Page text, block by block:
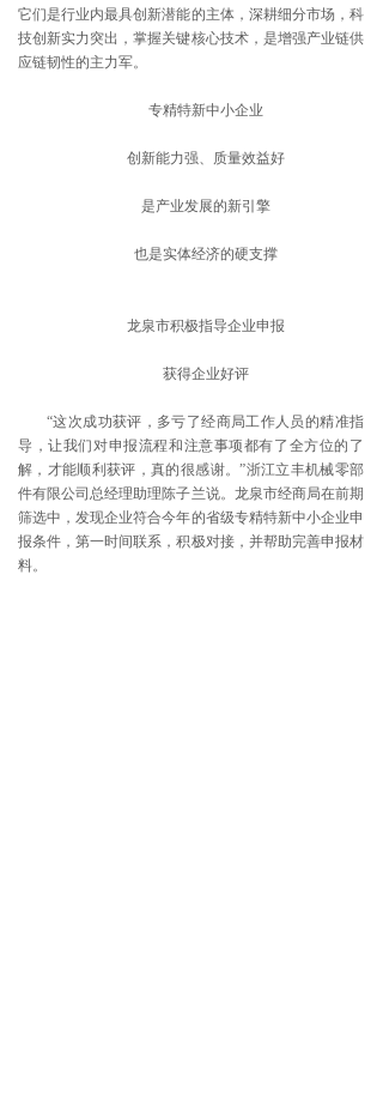
它们是行业内最具创新潜能的主体，深耕细分市场，科
技创新实力突出，掌握关键核心技术，是增强产业链供
应链韧性的主力军。
专精特新中小企业
创新能力强、质量效益好
是产业发展的新引擎
也是实体经济的硬支撑
龙泉市积极指导企业申报
获得企业好评
“这次成功获评，多亏了经商局工作人员的精准指
导，让我们对申报流程和注意事项都有了全方位的了
解，才能顺利获评，真的很感谢。”浙江立丰机械零部
件有限公司总经理助理陈子兰说。龙泉市经商局在前期
筛选中，发现企业符合今年的省级专精特新中小企业申
报条件，第一时间联系，积极对接，并帮助完善申报材
料。